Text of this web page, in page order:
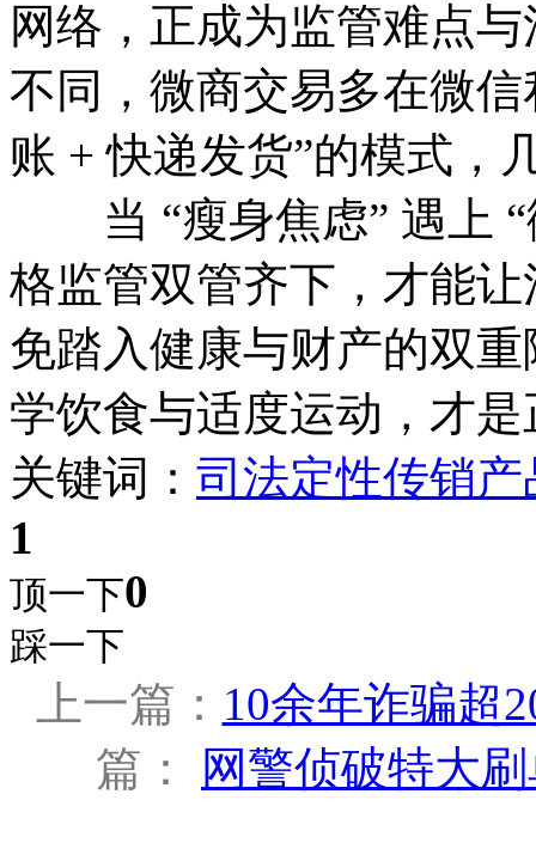
网络，正成为监管难点
不同，微商交易多在微
账 + 快递发货”的模式，
当 “瘦身焦虑” 遇上 “
格监管双管齐下，才能
免踏入健康与财产的双
学饮食与适度运动，才
关键词： 司法定性传销产
1
顶一下0
踩一下
上一篇： 10余年诈骗超
篇：
网警侦破特大